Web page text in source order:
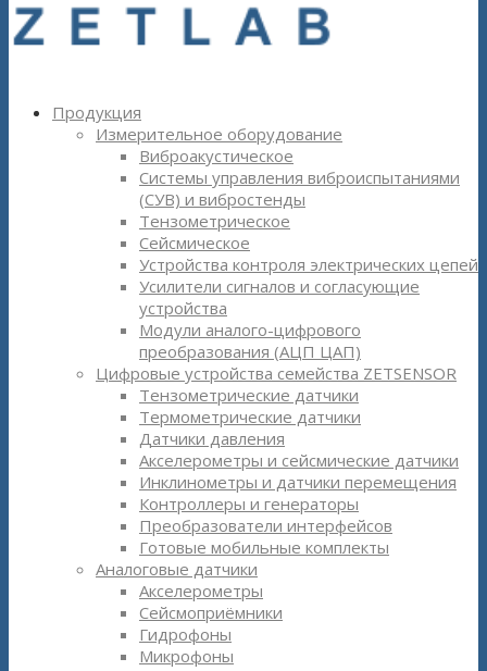
Продукция
Измерительное оборудование
Виброакустическое
Системы управления виброиспытаниями
(СУВ) и вибростенды
Тензометрическое
Сейсмическое
Устройства контроля электрических цепей
Усилители сигналов и согласующие
устройства
Модули аналого-цифрового
преобразования (АЦП ЦАП)
Цифровые устройства семейства ZETSENSOR
Тензометрические датчики
Термометрические датчики
Датчики давления
Акселерометры и сейсмические датчики
Инклинометры и датчики перемещения
Контроллеры и генераторы
Преобразователи интерфейсов
Готовые мобильные комплекты
Аналоговые датчики
Акселерометры
Сейсмоприёмники
Гидрофоны
Микрофоны